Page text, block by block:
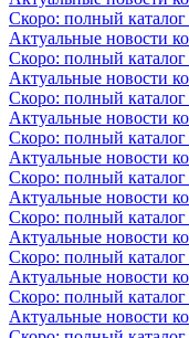
Скоро: полный
Актуальные новости
Скоро: полный
Актуальные новости
Скоро: полный
Актуальные новости
Скоро: полный
Актуальные новости
Скоро: полный
Актуальные новости
Скоро: полный
Актуальные новости
Скоро: полный
Актуальные новости
Скоро: полный
Актуальные новости